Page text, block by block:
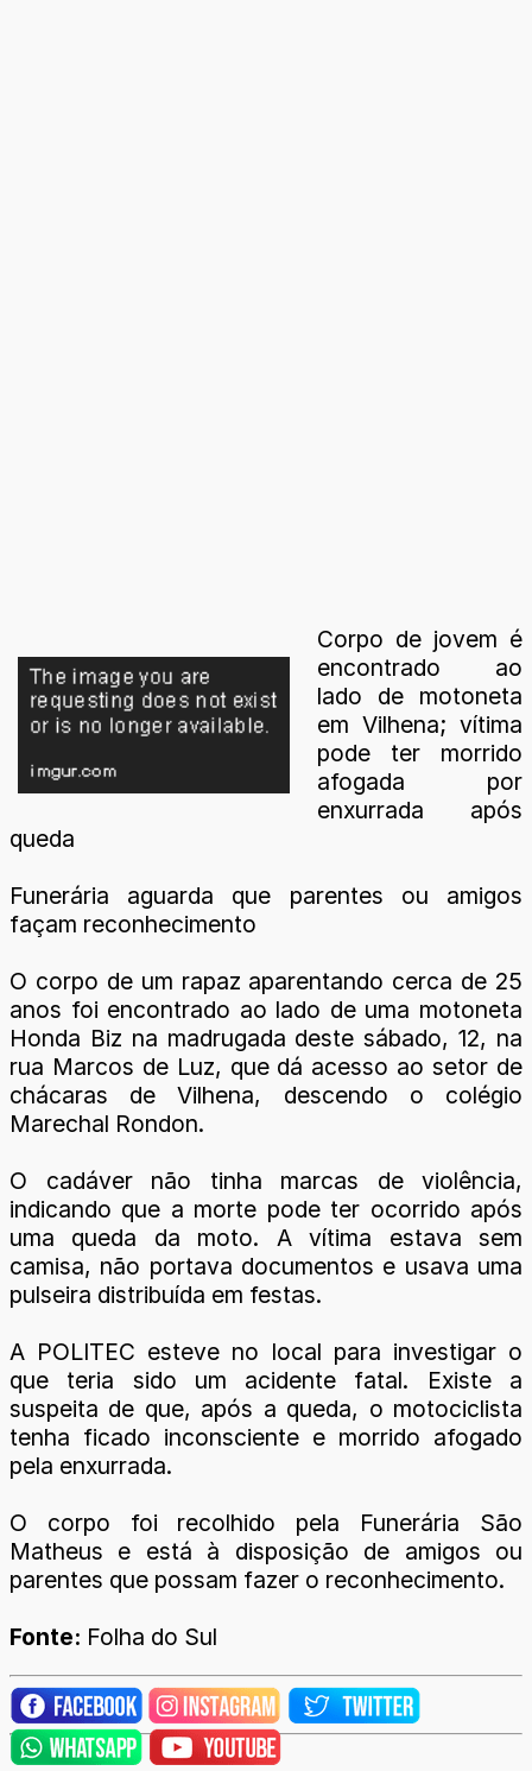
Corpo de jovem é
encontrado ao
lado de motoneta
em Vilhena; vítima
pode ter morrido
afogada por
enxurrada após
queda
Funerária aguarda que parentes ou amigos
façam reconhecimento
O corpo de um rapaz aparentando cerca de 25
anos foi encontrado ao lado de uma motoneta
Honda Biz na madrugada deste sábado, 12, na
rua Marcos de Luz, que dá acesso ao setor de
chácaras de Vilhena, descendo o colégio
Marechal Rondon.
O cadáver não tinha marcas de violência,
indicando que a morte pode ter ocorrido após
uma queda da moto. A vítima estava sem
camisa, não portava documentos e usava uma
pulseira distribuída em festas.
A POLITEC esteve no local para investigar o
que teria sido um acidente fatal. Existe a
suspeita de que, após a queda, o motociclista
tenha ficado inconsciente e morrido afogado
pela enxurrada.
O corpo foi recolhido pela Funerária São
Matheus e está à disposição de amigos ou
parentes que possam fazer o reconhecimento.
Fonte: Folha do Sul